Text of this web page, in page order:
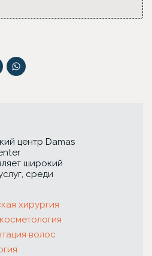
центр Damas
широкий
среди
хирургия
волос